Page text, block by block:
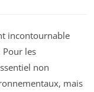
incontournable
Pour les
non
mais